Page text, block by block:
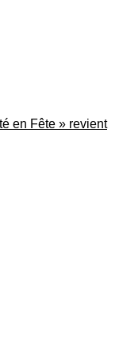
en Fête » revient